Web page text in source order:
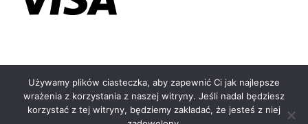
© KOLCZYKOMAT.PL - 2026
Używamy plików ciasteczka, aby zapewnić Ci jak najlepsze
wrażenia z korzystania z naszej witryny. Jeśli nadal będziesz
korzystać z tej witryny, będziemy zakładać, że jesteś z niej